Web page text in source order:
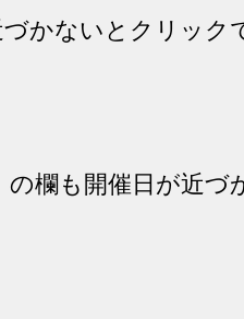
かないとクリック
の欄も開催日が近